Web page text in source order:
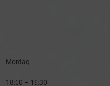
Montag
18:00 – 19:30